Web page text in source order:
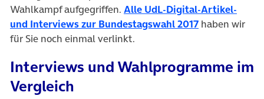
Wahlkampf aufgegriffen. Alle UdL-Digital-Artikel-
und Interviews zur Bundestagswahl 2017(öffnet in
haben wir
für Sie noch einmal verlinkt.
Interviews und Wahlprogramme im
Vergleich